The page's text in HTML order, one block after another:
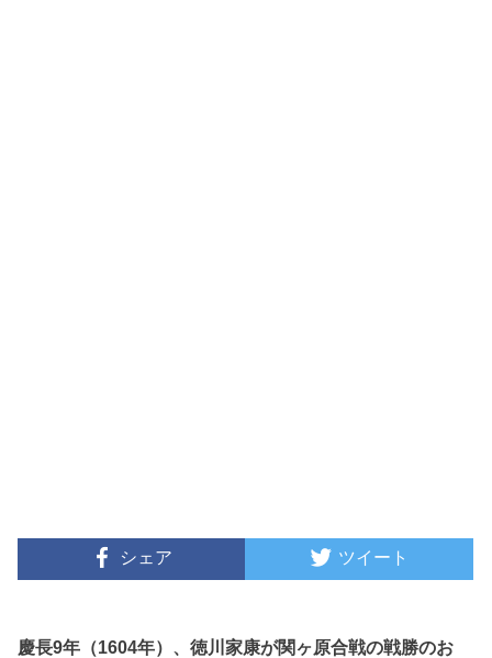
シェア ツイート
慶長9年（1604年）、徳川家康が関ヶ原合戦の戦勝のお